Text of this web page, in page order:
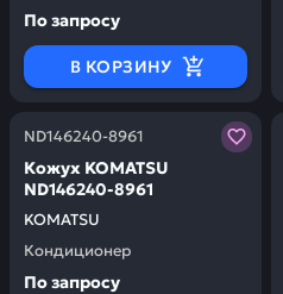
По запросу
В КОРЗИНУ
ND146240-8961
KOMATSU
Кожух KOMATSU
ND146240-8961
Кондиционер
Заказывая запчасти у
По запросу